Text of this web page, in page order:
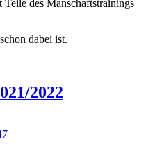
Teile des Manschaftstrainings
dabei ist.
2022